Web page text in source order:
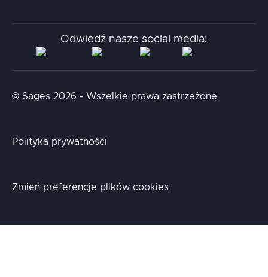
Aidapta
AI & NLP Day
Odwiedź nasze social media:
© Sages 2026 - Wszelkie prawa zastrzeżone
Polityka prywatności
Zmień preferencje plików cookies